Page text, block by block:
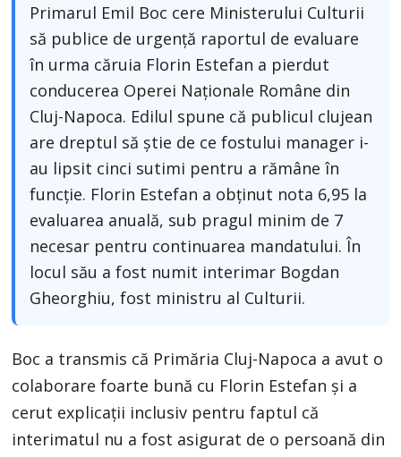
Primarul Emil Boc cere Ministerului Culturii
să publice de urgență raportul de evaluare
în urma căruia Florin Estefan a pierdut
conducerea Operei Naționale Române din
Cluj-Napoca. Edilul spune că publicul clujean
are dreptul să știe de ce fostului manager i-
au lipsit cinci sutimi pentru a rămâne în
funcție. Florin Estefan a obținut nota 6,95 la
evaluarea anuală, sub pragul minim de 7
necesar pentru continuarea mandatului. În
locul său a fost numit interimar Bogdan
Gheorghiu, fost ministru al Culturii.
Boc a transmis că Primăria Cluj-Napoca a avut o
colaborare foarte bună cu Florin Estefan și a
cerut explicații inclusiv pentru faptul că
interimatul nu a fost asigurat de o persoană din